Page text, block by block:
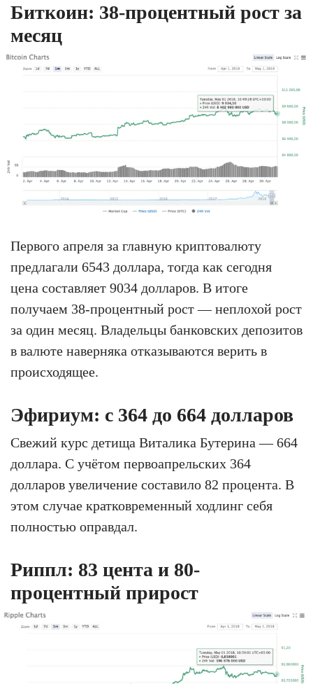
Биткоин: 38-процентный рост за
месяц
Первого апреля за главную криптовалюту
предлагали 6543 доллара, тогда как сегодня
цена составляет 9034 долларов. В итоге
получаем 38-процентный рост — неплохой рост
за один месяц. Владельцы банковских депозитов
в валюте наверняка отказываются верить в
происходящее.
Эфириум: с 364 до 664 долларов
Свежий курс детища Виталика Бутерина — 664
доллара. С учётом первоапрельских 364
долларов увеличение составило 82 процента. В
этом случае кратковременный ходлинг себя
полностью оправдал.
Риппл: 83 цента и 80-
процентный прирост